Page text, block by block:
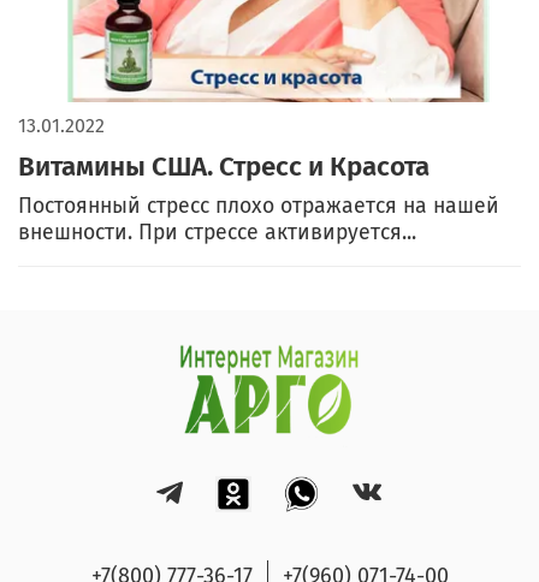
13.01.2022
Витамины США. Стресс и Красота
Постоянный стресс плохо отражается на нашей
внешности. При стрессе активируется...
+7(800) 777-36-17 +7(960) 071-74-00